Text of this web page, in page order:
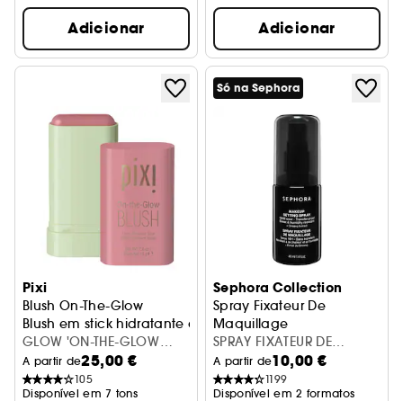
Adicionar Adicionar
Pixi
Blush On-The-Glow
Blush em stick hidratante colorido
GLOW 'ON-THE-GLOW
BLUSH FLEUR
A partir de25,00 €
105
Disponível em 7 tons
Só na Sephora
Sephora Collection
Spray Fixateur De
Maquillage
Spray Fixador Maquilhagem
SPRAY FIXATEUR DE
MAQUILLAGE-21
A partir de10,00 €
1199
Disponível em 2 formatos